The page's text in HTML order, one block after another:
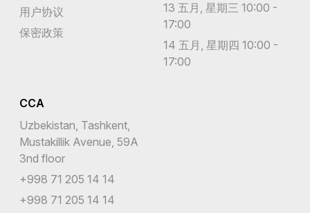
用户协议
保密政策
13 五月, 星期三 10:00 -
17:00
14 五月, 星期四 10:00 -
17:00
CCA
Uzbekistan, Tashkent,
Mustakillik Avenue, 59A
3nd floor
+998 71 205 14 14
+998 71 205 14 14